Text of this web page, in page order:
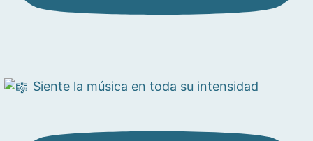
Siente la música en toda su intensidad